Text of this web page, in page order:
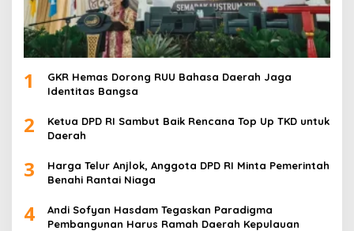
1
GKR Hemas Dorong RUU Bahasa Daerah Jaga
Identitas Bangsa
2
Ketua DPD RI Sambut Baik Rencana Top Up TKD untuk
Daerah
3
Harga Telur Anjlok, Anggota DPD RI Minta Pemerintah
Benahi Rantai Niaga
4
Andi Sofyan Hasdam Tegaskan Paradigma
Pembangunan Harus Ramah Daerah Kepulauan